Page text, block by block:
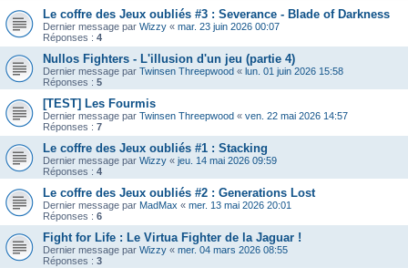
Le coffre des Jeux oubliés #3 : Severance - Blade of Darkness
Dernier message par Wizzy « mar. 23 juin 2026 00:07
Réponses : 4
Nullos Fighters - L'illusion d'un jeu (partie 4)
Dernier message par Twinsen Threepwood « lun. 01 juin 2026 15:58
Réponses : 5
[TEST] Les Fourmis
Dernier message par Twinsen Threepwood « ven. 22 mai 2026 14:57
Réponses : 7
Le coffre des Jeux oubliés #1 : Stacking
Dernier message par Wizzy « jeu. 14 mai 2026 09:59
Réponses : 4
Le coffre des Jeux oubliés #2 : Generations Lost
Dernier message par MadMax « mer. 13 mai 2026 20:01
Réponses : 6
Fight for Life : Le Virtua Fighter de la Jaguar !
Dernier message par Wizzy « mer. 04 mars 2026 08:55
Réponses : 3